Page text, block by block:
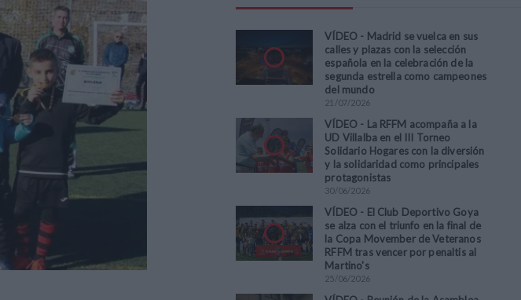
VÍDEO - Madrid se vuelca en sus
calles y plazas con la selección
española en la celebración de la
segunda estrella como campeones
del mundo
21 /07/2026
VÍDEO - La RFFM acompaña a la
UD Villalba en el III Torneo
Solidario Hogares con la diversión
y la solidaridad como principales
protagonistas
30/06/2026
VÍDEO - El Club Deportivo Goya
se alza con el triunfo en la final de
la Copa Movember de Veteranos
RFFM tras vencer por penaltis al
Martino's
25/06/2026